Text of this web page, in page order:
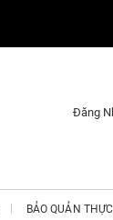
Đăng
BẢO QUẢN